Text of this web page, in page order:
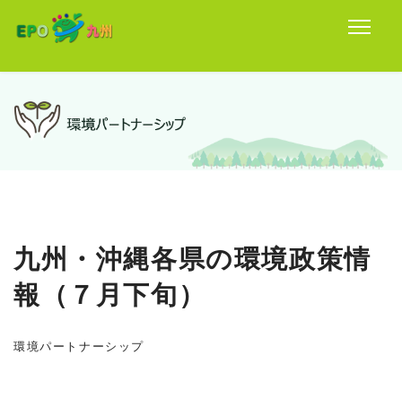
九州・沖縄各県の環境政策情
報（７月下旬）
環境パートナーシップ